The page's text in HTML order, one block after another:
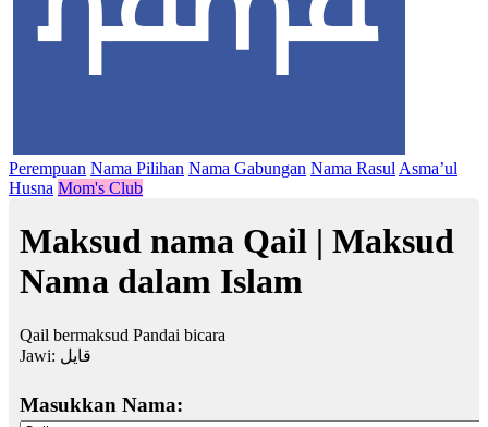
Perempuan Nama Pilihan Nama Gabungan Nama Rasul Asma’ul
Husna Mom's Club
Maksud nama Qail | Maksud
Nama dalam Islam
Qail bermaksud Pandai bicara
Jawi: قايل
Masukkan Nama: